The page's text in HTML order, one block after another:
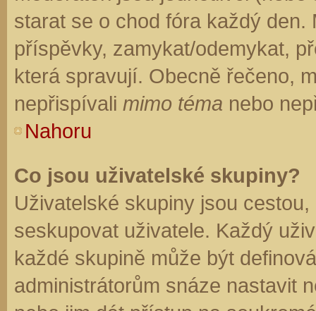
starat se o chod fóra každý
příspěvky, zamykat/odemykat,
která spravují. Obecně řečeno,
nepřispívali mimo téma nebo
Nahoru
Co jsou uživatelské skupiny?
Uživatelské skupiny jsou
seskupovat uživatele. Každý
každé skupině může být
administrátorům snáze nastavit